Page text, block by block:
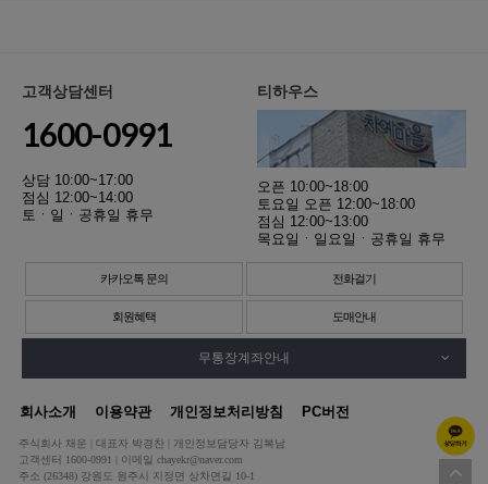
고객상담센터
1600-0991
상담 10:00~17:00
점심 12:00~14:00
토ㆍ일ㆍ공휴일 휴무
티하우스
오픈 10:00~18:00
토요일 오픈 12:00~18:00
점심 12:00~13:00
목요일ㆍ일요일ㆍ공휴일 휴무
카카오톡 문의 전화걸기
회원혜택 도매안내
무통장계좌안내
회사소개 이용약관 개인정보처리방침 PC버전
주식회사 채운 | 대표자 박경찬 | 개인정보담당자 김복남
고객센터 1600-0991 | 이메일 chayekr@naver.com
주소 (26348) 강원도 원주시 지정면 상차면길 10-1